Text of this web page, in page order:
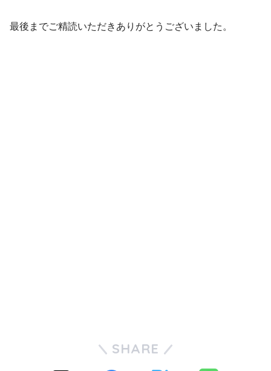
最後までご精読いただきありがとうございました。
SHARE